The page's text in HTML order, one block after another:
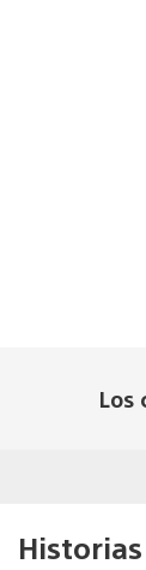
Los